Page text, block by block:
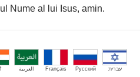
Nume al lui Isus, amin.
العربية Français Русский עברית